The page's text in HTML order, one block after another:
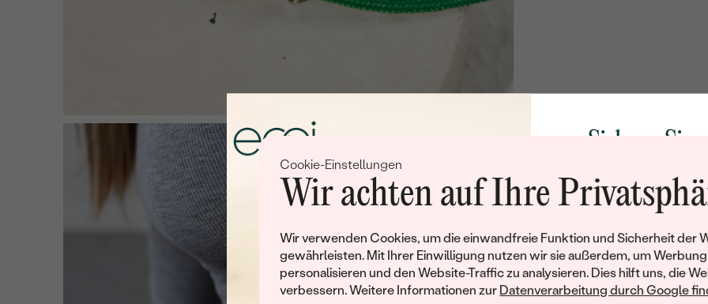
Cookie-Einstellungen
Wir achten auf Ihre
Wir verwenden Cookies, um die einwandfreie Funktion und Sicherheit der
gewährleisten. Mit Ihrer Einwilligung nutzen wir sie außerdem, um Werbung
personalisieren und den Website-Traffic zu analysieren. Dies hilft uns, die
verbessern. Weitere Informationen zur Datenverarbeitung durch Google
Sichern Sie
Rabatt auf
Werden Sie Teil
und entdecken Sie die
gefertigten Schmucks